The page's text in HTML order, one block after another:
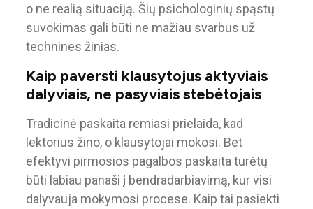
o ne realią situaciją. Šių psichologinių spąstų
suvokimas gali būti ne mažiau svarbus už
technines žinias.
Kaip paversti klausytojus aktyviais
dalyviais, ne pasyviais stebėtojais
Tradicinė paskaita remiasi prielaida, kad
lektorius žino, o klausytojai mokosi. Bet
efektyvi pirmosios pagalbos paskaita turėtų
būti labiau panaši į bendradarbiavimą, kur visi
dalyvauja mokymosi procese. Kaip tai pasiekti